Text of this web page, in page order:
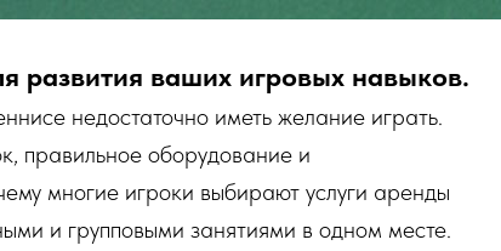
развития ваших игровых навыков.
недостаточно иметь желание играть.
правильное оборудование и
многие игроки выбирают услуги аренды
и групповыми занятиями в одном месте.